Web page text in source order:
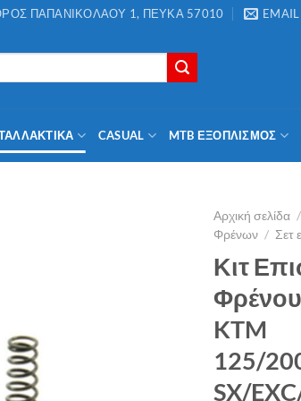
ΠΑΠΑΝΙΚΟΛΑΟΥ 1, ΠΕΥΚΑ 57010 EMAIL
CASUAL MTB ΕΞΟΠΛΙΣΜΌΣ
Αρχική σελίδα /
Φρένων / Σετ
Κιτ
KTM
125/
SX/